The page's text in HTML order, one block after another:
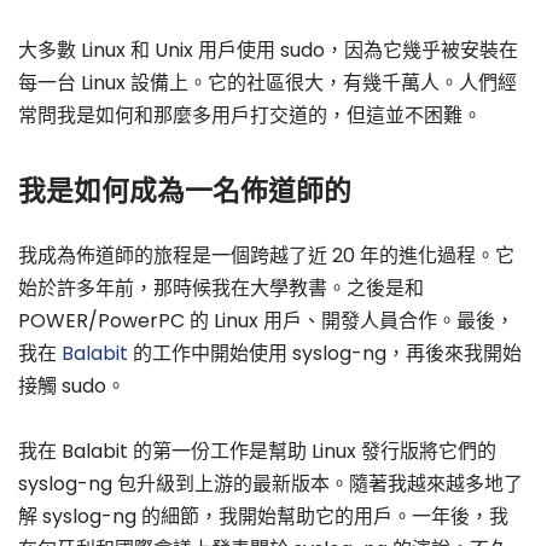
大多數 Linux 和 Unix 用戶使用 sudo，因為它幾乎被安裝在
每一台 Linux 設備上。它的社區很大，有幾千萬人。人們經
常問我是如何和那麼多用戶打交道的，但這並不困難。
我是如何成為一名佈道師的
我成為佈道師的旅程是一個跨越了近 20 年的進化過程。它
始於許多年前，那時候我在大學教書。之後是和
POWER/PowerPC 的 Linux 用戶、開發人員合作。最後，
我在 Balabit 的工作中開始使用 syslog-ng，再後來我開始
接觸 sudo。
我在 Balabit 的第一份工作是幫助 Linux 發行版將它們的
syslog-ng 包升級到上游的最新版本。隨著我越來越多地了
解 syslog-ng 的細節，我開始幫助它的用戶。一年後，我